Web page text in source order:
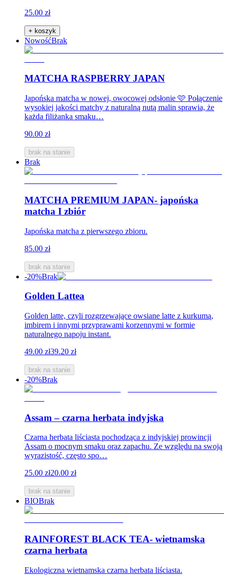
25.00 zł
+ koszyk
NowośćBrak
MATCHA RASPBERRY JAPAN
Japońska matcha w nowej, owocowej odsłonie 🩷 Połączenie
wysokiej jakości matchy z naturalną nutą malin sprawia, że
każda filiżanka smaku…
90.00 zł
brak na stanie
Brak
MATCHA PREMIUM JAPAN- japońska
matcha I zbiór
Japońska matcha z pierwszego zbioru.
85.00 zł
brak na stanie
-20%Brak
Golden Lattea
Golden latte, czyli rozgrzewające owsiane latte z kurkumą,
imbirem i innymi przyprawami korzennymi w formie
naturalnego napoju instant.
49.00 zł39.20 zł
brak na stanie
-20%Brak
Assam – czarna herbata indyjska
Czarna herbata liściasta pochodząca z indyjskiej prowincji
Assam o mocnym smaku oraz zapachu. Ze względu na swoją
wyrazistość, często spo…
25.00 zł20.00 zł
brak na stanie
BIOBrak
RAINFOREST BLACK TEA- wietnamska
czarna herbata
Ekologiczna wietnamska czarna herbata liściasta.